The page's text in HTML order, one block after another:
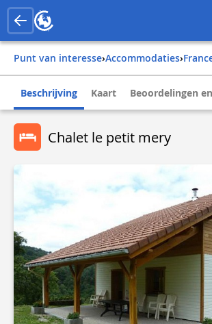
Punt van interesse› Accommodaties›
Beschrijving Kaart Beoordelingen
Chalet le petit mery